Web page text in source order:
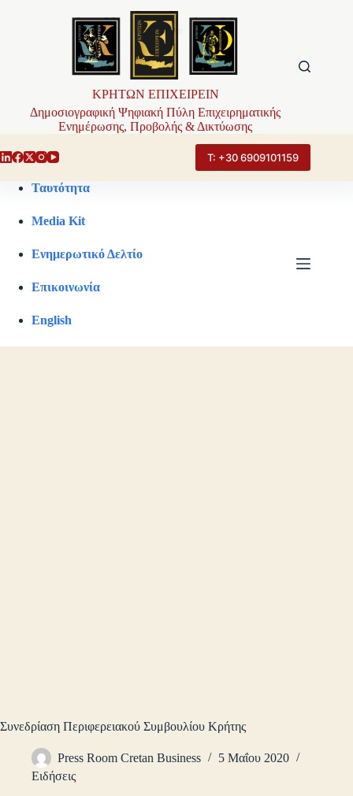
ΚΡΗΤΩΝ ΕΠΙΧΕΙΡΕΙΝ
Δημοσιογραφική Ψηφιακή Πύλη Επιχειρηματικής
Ενημέρωσης, Προβολής & Δικτύωσης
Τ: +30 6909101159
Ταυτότητα
Media Kit
Ενημερωτικό Δελτίο
Επικοινωνία
English
Συνεδρίαση Περιφερειακού Συμβουλίου Κρήτης
Press Room Cretan Business
5 Μαΐου 2020
Ειδήσεις